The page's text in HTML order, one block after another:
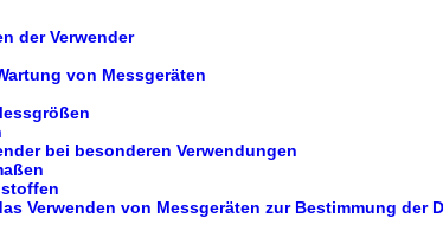
der Verwender
von Messgeräten
bei besonderen Verwendungen
Verwenden von Messgeräten zur Bestimmung der